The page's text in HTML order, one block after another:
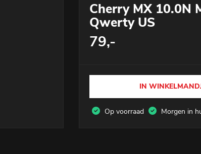
Cherry MX 10.0N
Qwerty US
79,-
IN
Op voorraad Morgen in